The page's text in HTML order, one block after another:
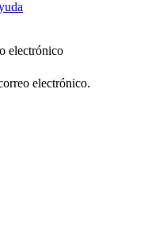
electrónico
electrónico.